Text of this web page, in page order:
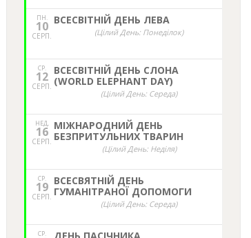
ПН.
10
СЕРП.
ВСЕСВІТНІЙ ДЕНЬ ЛЕВА
(Цілий День: Понеділок)
СР.
12
СЕРП.
ВСЕСВІТНІЙ ДЕНЬ СЛОНА
(WORLD ELEPHANT DAY)
(Цілий День: Середа)
НЕД,
16
СЕРП.
МІЖНАРОДНИЙ ДЕНЬ
БЕЗПРИТУЛЬНИХ ТВАРИН
(Цілий День: Неділя)
СР.
19
СЕРП.
ВСЕСВЯТНІЙ ДЕНЬ
ГУМАНІТРАНОЇ ДОПОМОГИ
(Цілий День: Середа)
СР.